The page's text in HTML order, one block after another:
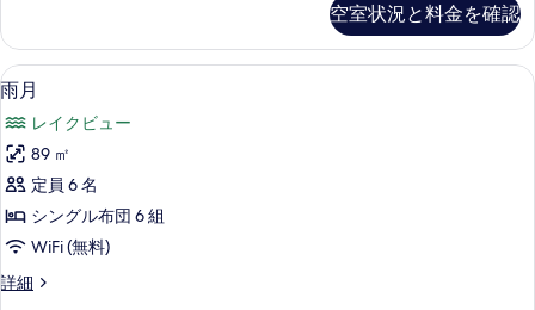
を
表
示
す
る
細
空室状況と料金を確認
雨
月
の
す
べ
て
の
写
雨月 | セーフティボックス (室内)、デ
5
雨月
レイクビュー
89 ㎡
定員 6 名
シングル布団 6 組
WiFi (無料)
詳細
雨